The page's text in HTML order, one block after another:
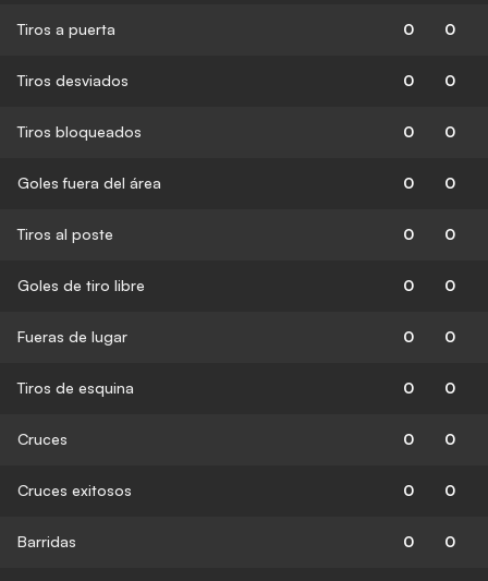
Tiros a puerta 0 0
Tiros desviados 0 0
Tiros bloqueados 0 0
Goles fuera del área 0 0
Tiros al poste 0 0
Goles de tiro libre 0 0
Fueras de lugar 0 0
Tiros de esquina 0 0
Cruces 0 0
Cruces exitosos 0 0
Barridas 0 0